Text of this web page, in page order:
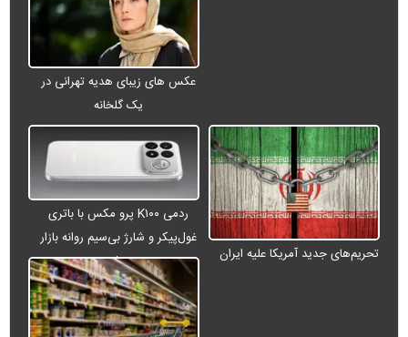
عکس های زیبای هدیه تهرانی در
یک گلخانه
تحریم‌های جدید آمریکا علیه ایران
ردمی K۱۰۰ پرو مکس با باتری
غول‌پیکر و شارژ بی‌سیم روانه بازار
می‌شود